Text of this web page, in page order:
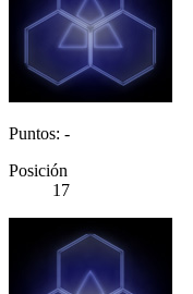
Puntos: -
Posición
17